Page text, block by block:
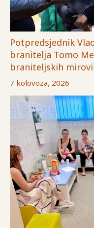
Potpredsjednik
branitelja Tomo
braniteljskih
7 kolovoza, 2026